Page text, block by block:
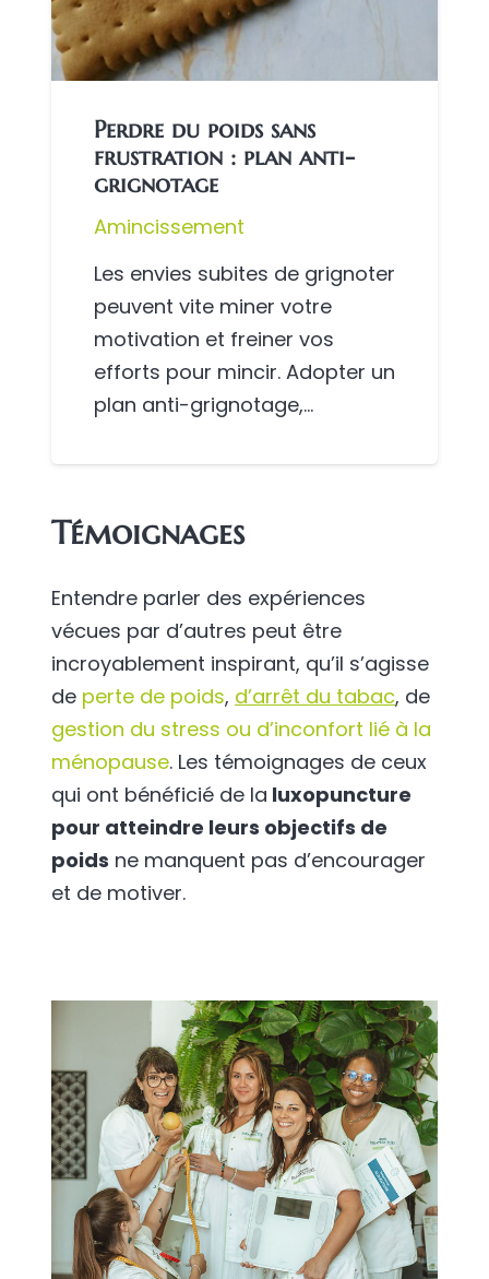
Perdre du poids sans
frustration : plan anti-
grignotage
Amincissement
Les envies subites de grignoter
peuvent vite miner votre
motivation et freiner vos
efforts pour mincir. Adopter un
plan anti-grignotage,…
Témoignages
Entendre parler des expériences
vécues par d’autres peut être
incroyablement inspirant, qu’il s’agisse
de perte de poids, d’arrêt du tabac, de
gestion du stress ou d’inconfort lié à la
ménopause. Les témoignages de ceux
qui ont bénéficié de la luxopuncture
pour atteindre leurs objectifs de
poids ne manquent pas d’encourager
et de motiver.